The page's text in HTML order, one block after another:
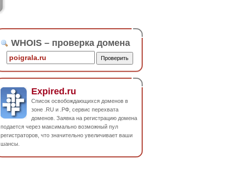
WHOIS – проверка домена
Expired.ru
Список освобождающихся доменов в
зоне .RU и .РФ, сервис перехвата
доменов. Заявка на регистрацию домена
подается через максимально возможный пул
регистраторов, что значительно увеличивает ваши
шансы.